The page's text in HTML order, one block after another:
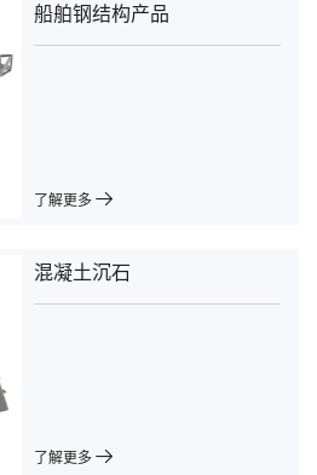
船舶钢结构产品
了解更多
混凝土沉石
了解更多